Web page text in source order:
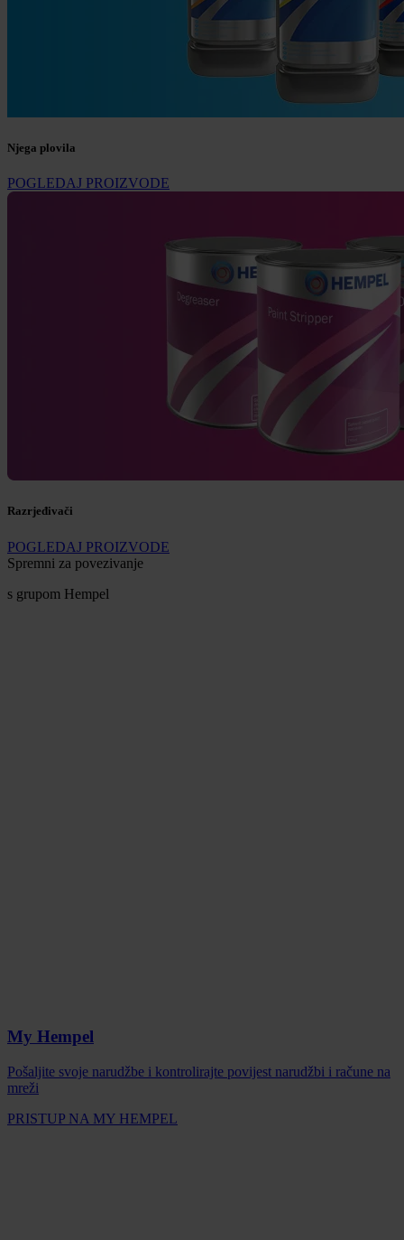
Njega plovila
POGLEDAJ PROIZVODE
Razrjeđivači
POGLEDAJ PROIZVODE
Spremni za povezivanje
s grupom Hempel
My Hempel
Pošaljite svoje narudžbe i kontrolirajte povijest narudžbi i račune na
mreži
PRISTUP NA MY HEMPEL